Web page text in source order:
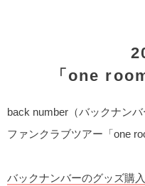
「one
back number（バックナン
ファンクラブツアー「one
バックナンバーのグッズ購